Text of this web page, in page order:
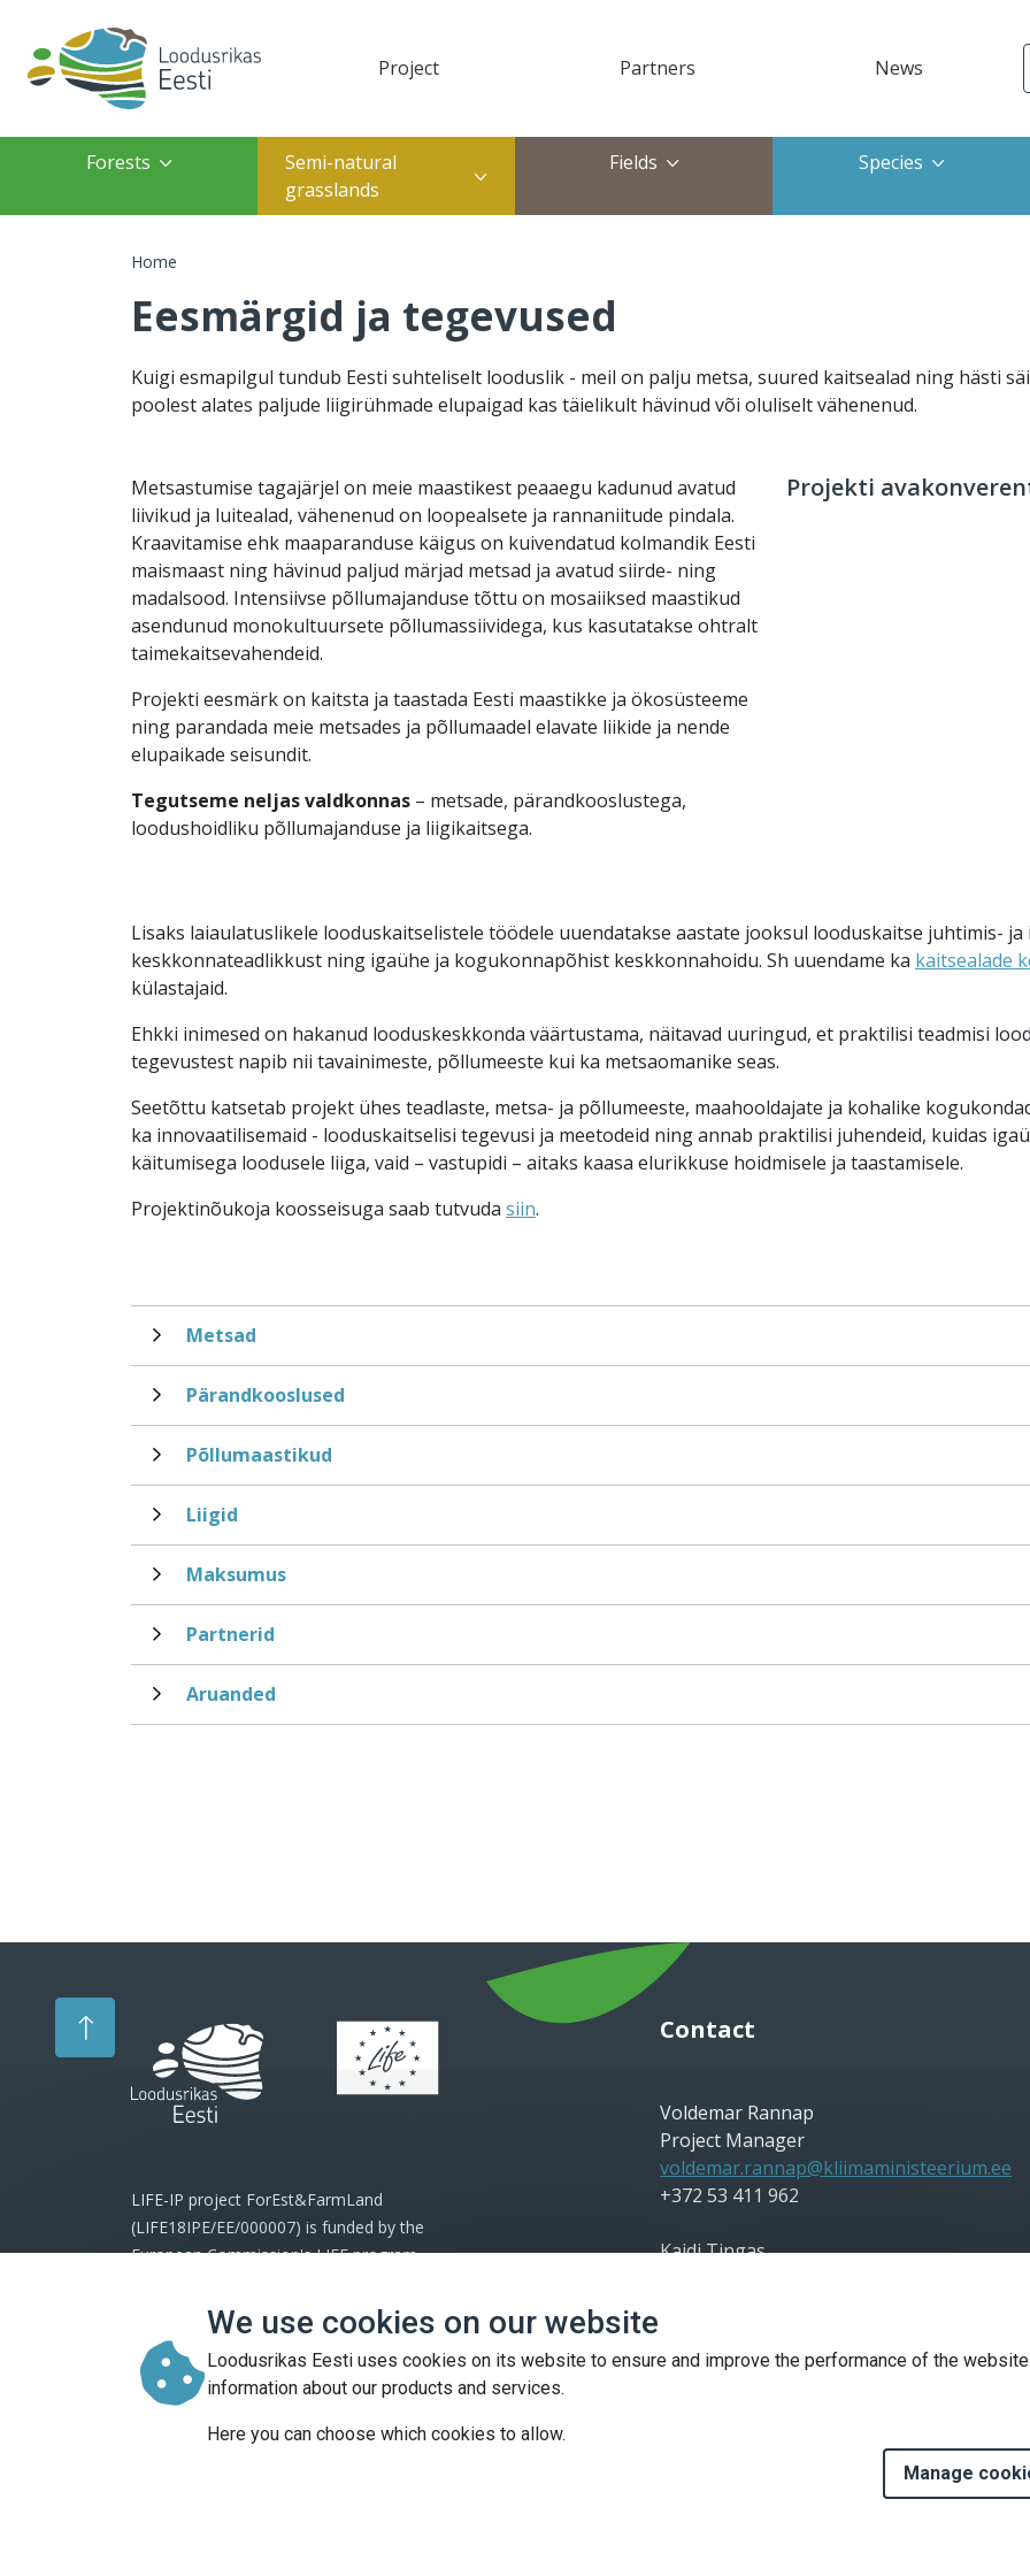
Top navigation(desktop)
Project Partners News
Top navigation(mobile)
Main navigation
Forests
Semi-natural
grasslands
Fields Species
Breadcrumb
Home
Eesmärgid ja tegevused
Kuigi esmapilgul tundub Eesti suhteliselt looduslik - meil on palju metsa, suured kaitsealad ning hästi
poolest alates paljude liigirühmade elupaigad kas täielikult hävinud või oluliselt vähenenud.
Metsastumise tagajärjel on meie maastikest peaaegu kadunud avatud
liivikud ja luitealad, vähenenud on loopealsete ja rannaniitude pindala.
Kraavitamise ehk maaparanduse käigus on kuivendatud kolmandik Eesti
maismaast ning hävinud paljud märjad metsad ja avatud siirde- ning
madalsood. Intensiivse põllumajanduse tõttu on mosaiiksed maastikud
asendunud monokultuursete põllumassiividega, kus kasutatakse ohtralt
taimekaitsevahendeid.
Projekti eesmärk on kaitsta ja taastada Eesti maastikke ja ökosüsteeme
ning parandada meie metsades ja põllumaadel elavate liikide ja nende
elupaikade seisundit.
Tegutseme neljas valdkonnas – metsade, pärandkooslustega,
loodushoidliku põllumajanduse ja liigikaitsega.
Projekti
Lisaks laiaulatuslikele looduskaitselistele töödele uuendatakse aastate jooksul looduskaitse juhtimis-
keskkonnateadlikkust ning igaühe ja kogukonnapõhist keskkonnahoidu. Sh uuendame ka kaitsealade
külastajaid.
Ehkki inimesed on hakanud looduskeskkonda väärtustama, näitavad uuringud, et praktilisi teadmisi
tegevustest napib nii tavainimeste, põllumeeste kui ka metsaomanike seas.
Seetõttu katsetab projekt ühes teadlaste, metsa- ja põllumeeste, maahooldajate ja kohalike
ka innovaatilisemaid - looduskaitselisi tegevusi ja meetodeid ning annab praktilisi juhendeid, kuidas
käitumisega loodusele liiga, vaid – vastupidi – aitaks kaasa elurikkuse hoidmisele ja taastamisele.
Projektinõukoja koosseisuga saab tutvuda siin.
Metsad
Pärandkooslused
Põllumaastikud
Liigid
Maksumus
Partnerid
Aruanded
LIFE-IP project ForEst&FarmLand
(LIFE18IPE/EE/000007) is funded by the
European Commission's LIFE program
The website reflects the views of the
project and the European Commission
cannot be held responsible for any use
contained therein.
Contact
Voldemar Rannap
Project Manager
voldemar.rannap@kliimaministeerium.ee
+372 53 411 962
Kaidi Tingas
kaidi.silm@kliimaministeerium.ee
We use cookies on our website
Loodusrikas Eesti uses cookies on its website to ensure and improve the performance of the
information about our products and services.
Here you can choose which cookies to allow.
Manage